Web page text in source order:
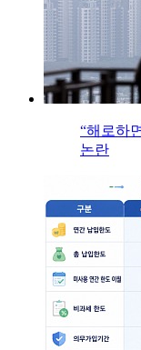
“해로하
논란